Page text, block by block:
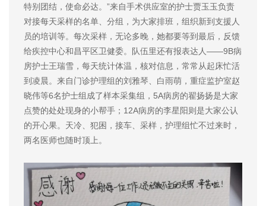
特别团结，使命必达。”来自手术供应室的护士贾玉玉负责
对接每天采样的名单、分组，为大家排班，组织新到支援人
员的培训等。每次采样，无论多晚，她都要等到最后，反馈
给疾控中心和昌平区卫健委。队伍里还有报表达人——9B病
房护士王瑞雪，每天统计体温，核对信息，常常从起床忙活
到凌晨。来自门诊护理组的刘雅琴、白雨萌，重症监护室赵
晓伟等6名护士组成了样本采集组，5A病房的翟扬扬是大家
点赞的处处现身的小帮手；12A病房的李星阳则是大家公认
的开心果。天冷、犯困，接车、采样，护理组忙不过来时，
两名医师也随时顶上。